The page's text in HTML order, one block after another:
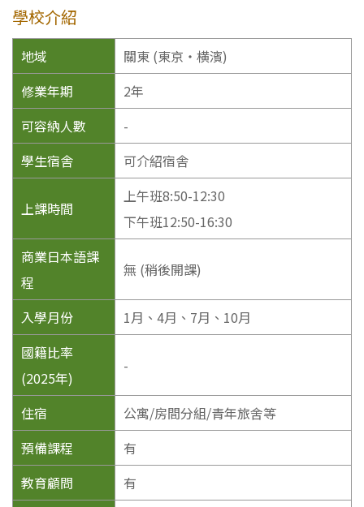
學校介紹
地域
關東 (東京・横濱)
修業年期
2年
可容納人數
-
學生宿舎
可介紹宿舎
上課時間
上午班8:50-12:30
下午班12:50-16:30
商業日本語課
程
無 (稍後開課)
入學月份
1月、4月、7月、10月
國籍比率
(2025年)
-
住宿
公寓/房間分組/青年旅舍等
預備課程
有
教育顧問
有